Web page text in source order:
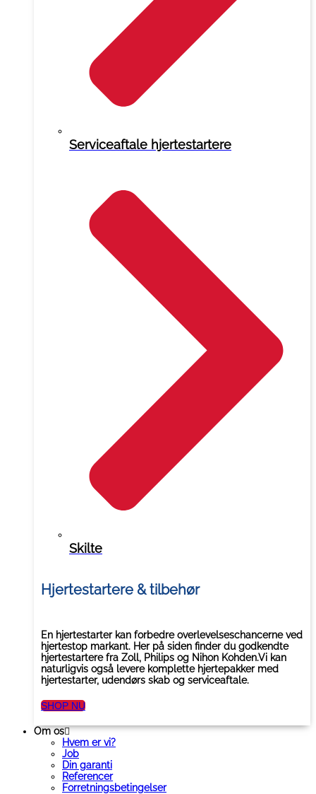
Serviceaftale hjertestartere
Skilte
Hjertestartere & tilbehør
En hjertestarter kan forbedre overlevelseschancerne ved
hjertestop markant. Her på siden finder du godkendte
hjertestartere fra Zoll, Philips og Nihon Kohden.Vi kan
naturligvis også levere komplette hjertepakker med
hjertestarter, udendørs skab og serviceaftale.
SHOP NU
Om os
Hvem er vi?
Job
Din garanti
Referencer
Forretningsbetingelser